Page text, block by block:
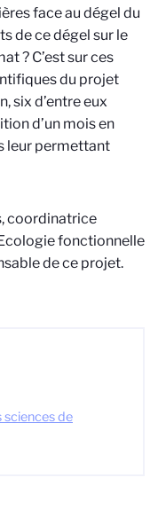
face au dégel du
de ce dégel sur le
? C’est sur ces
du projet
six d’entre eux
d’un mois en
leur permettant
coordinatrice
fonctionnelle
de ce projet.
sciences de